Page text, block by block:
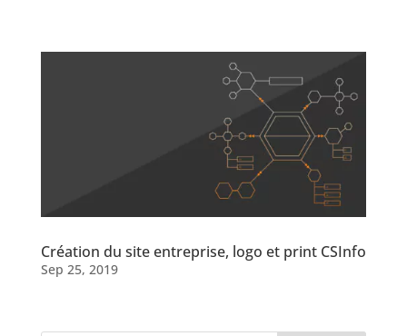
Création du site entreprise, logo et print CSInfo
Sep 25, 2019